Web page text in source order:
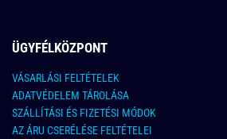
ÜGYFÉLKÖZPONT
VÁSARLÁSI FELTÉTELEK
ADATVÉDELEM TÁROLÁSA
SZÁLLÍTÁSI ÉS FIZETÉSI MÓDOK
AZ ÁRU CSERÉLÉSE FELTÉTELEI